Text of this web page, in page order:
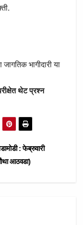
भागीदारी या
थेट प्रश्न
: फेब्रुवारी
आठवडा)